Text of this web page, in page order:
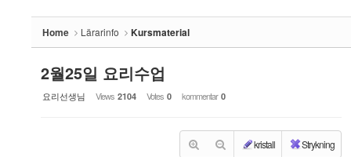
Home Lärarinfo Kursmaterial
2월25일 요리수업
요리선생님 Views 2104 Votes 0 kommentar 0
kristall Strykning
Lärarinfo
- Kursplan
- Kursmaterial